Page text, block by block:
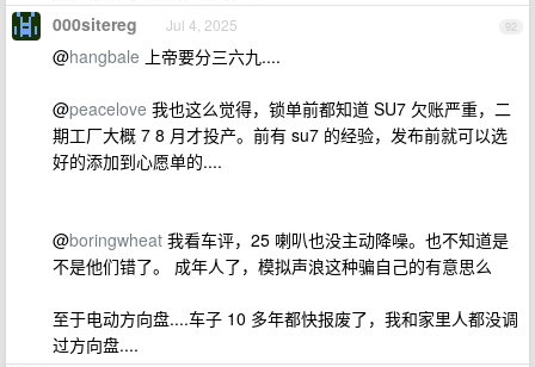
92
000sitereg Jul 4, 2025
@hangbale 上帝要分三六九....
@peacelove 我也这么觉得，锁单前都知道 SU7 欠账严重，二
期工厂大概 7 8 月才投产。前有 su7 的经验，发布前就可以选
好的添加到心愿单的....
@boringwheat 我看车评，25 喇叭也没主动降噪。也不知道是
不是他们错了。 成年人了，模拟声浪这种骗自己的有意思么
至于电动方向盘....车子 10 多年都快报废了，我和家里人都没调
过方向盘....